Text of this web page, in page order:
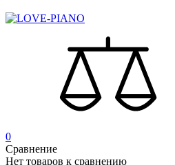
0
Сравнение
Нет товаров к сравнению